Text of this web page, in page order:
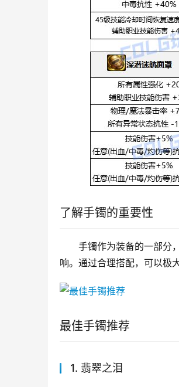
了解手镯的重要性
手镯作为装备的一部分
响。通过合理搭配，可以极
最佳手镯推荐
1. 翡翠之泪